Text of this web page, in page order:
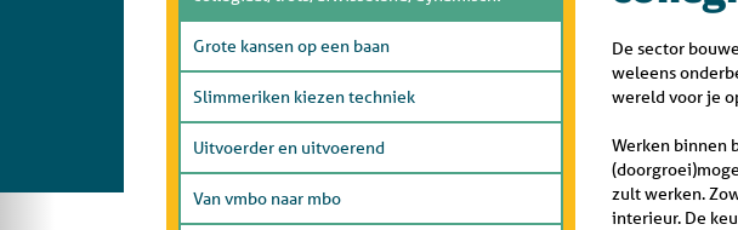
Grote kansen op een baan
Slimmeriken kiezen techniek
Uitvoerder en uitvoerend
Van vmbo naar mbo
De sector
weleens
wereld voor je
Werken binnen
zult werken.
interieur. De